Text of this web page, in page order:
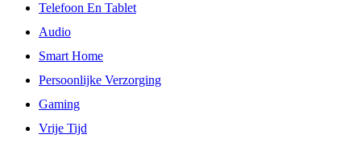
Telefoon En Tablet
Audio
Smart Home
Persoonlijke Verzorging
Gaming
Vrije Tijd